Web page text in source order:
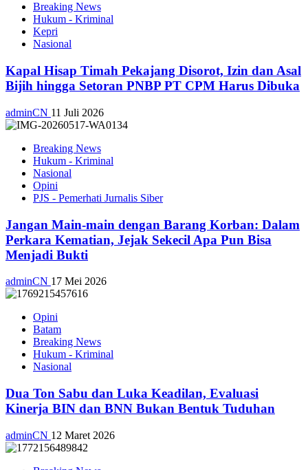
Breaking News
Hukum - Kriminal
Kepri
Nasional
Kapal Hisap Timah Pekajang Disorot, Izin dan Asal
Bijih hingga Setoran PNBP PT CPM Harus Dibuka
adminCN 11 Juli 2026
Breaking News
Hukum - Kriminal
Nasional
Opini
PJS - Pemerhati Jurnalis Siber
Jangan Main-main dengan Barang Korban: Dalam
Perkara Kematian, Jejak Sekecil Apa Pun Bisa
Menjadi Bukti
adminCN 17 Mei 2026
Opini
Batam
Breaking News
Hukum - Kriminal
Nasional
Dua Ton Sabu dan Luka Keadilan, Evaluasi
Kinerja BIN dan BNN Bukan Bentuk Tuduhan
adminCN 12 Maret 2026